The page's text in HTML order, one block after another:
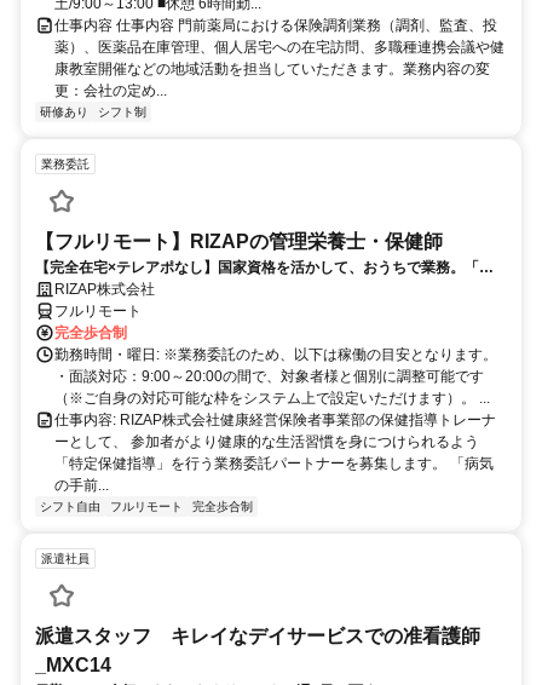
土/9:00～13:00 ■休憩 6時間勤...
仕事内容 仕事内容 門前薬局における保険調剤業務（調剤、監査、投
薬）、医薬品在庫管理、個人居宅への在宅訪問、多職種連携会議や健
康教室開催などの地域活動を担当していただきます。業務内容の変
更：会社の定め...
研修あり シフト制
業務委託
【フルリモート】RIZAPの管理栄養士・保健師
【完全在宅×テレアポなし】国家資格を活かして、おうちで業務。「も
う一つの安心」を。主婦・Wワーカー活躍中！「平日の日中だけ」「夕
方以降の数時間だけ」など、生活リズムに合わせた時間調整が可能で
す。1件ごとの成果報酬型だから、頑張った分だけ手応えのある収入
に。充実のサポート体制で、安心の在宅ワークを始めませんか？
RIZAP株式会社
フルリモート
完全歩合制
勤務時間・曜日: ※業務委託のため、以下は稼働の目安となります。
・面談対応：9:00～20:00の間で、対象者様と個別に調整可能です
（※ご自身の対応可能な枠をシステム上で設定いただけます）。 ...
仕事内容: RIZAP株式会社健康経営保険者事業部の保健指導トレーナ
ーとして、 参加者がより健康的な生活習慣を身につけられるよう
「特定保健指導」を行う業務委託パートナーを募集します。 「病気
の手前...
シフト自由 フルリモート 完全歩合制
派遣社員
派遣スタッフ キレイなデイサービスでの准看護師
_MXC14